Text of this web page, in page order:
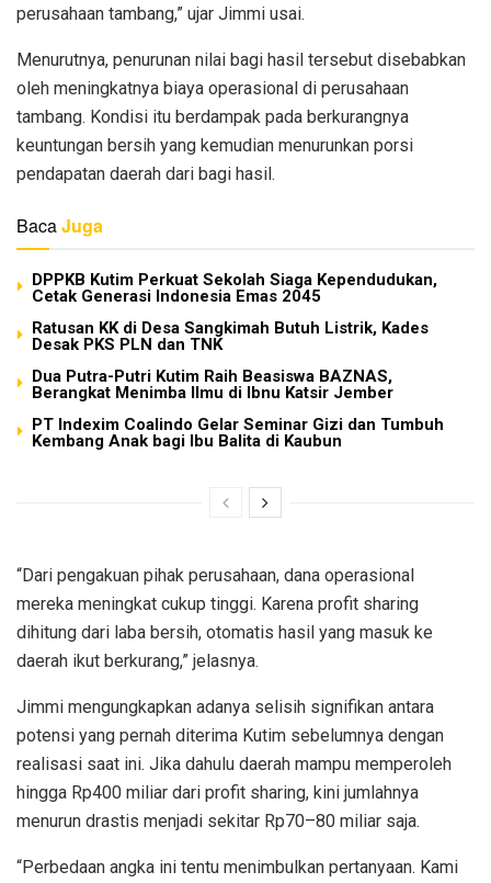
perusahaan tambang,” ujar Jimmi usai.
Menurutnya, penurunan nilai bagi hasil tersebut disebabkan
oleh meningkatnya biaya operasional di perusahaan
tambang. Kondisi itu berdampak pada berkurangnya
keuntungan bersih yang kemudian menurunkan porsi
pendapatan daerah dari bagi hasil.
BacaJuga
DPPKB Kutim Perkuat Sekolah Siaga Kependudukan,
Cetak Generasi Indonesia Emas 2045
Ratusan KK di Desa Sangkimah Butuh Listrik, Kades
Desak PKS PLN dan TNK
Dua Putra-Putri Kutim Raih Beasiswa BAZNAS,
Berangkat Menimba Ilmu di Ibnu Katsir Jember
PT Indexim Coalindo Gelar Seminar Gizi dan Tumbuh
Kembang Anak bagi Ibu Balita di Kaubun
“Dari pengakuan pihak perusahaan, dana operasional
mereka meningkat cukup tinggi. Karena profit sharing
dihitung dari laba bersih, otomatis hasil yang masuk ke
daerah ikut berkurang,” jelasnya.
Jimmi mengungkapkan adanya selisih signifikan antara
potensi yang pernah diterima Kutim sebelumnya dengan
realisasi saat ini. Jika dahulu daerah mampu memperoleh
hingga Rp400 miliar dari profit sharing, kini jumlahnya
menurun drastis menjadi sekitar Rp70–80 miliar saja.
“Perbedaan angka ini tentu menimbulkan pertanyaan. Kami